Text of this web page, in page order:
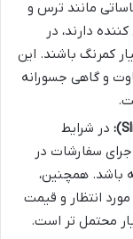
مانند ترس و
دارند، در
کمرنگ باشند. این
و گاهی جسورانه
در شرایط
سفارشات در
باشد. همچنین،
انتظار و قیمت
محتمل تر است.